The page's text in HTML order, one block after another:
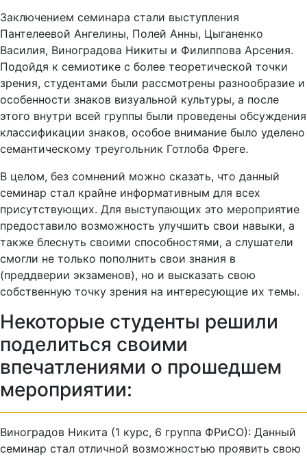
Заключением семинара стали выступления
Пантелеевой Ангелины, Полей Анны, Цыганенко
Василия, Виноградова Никиты и Филиппова Арсения.
Подойдя к семиотике с более теоретической точки
зрения, студентами были рассмотрены разнообразие и
особенности знаков визуальной культуры, а после
этого внутри всей группы были проведены обсуждения
классификации знаков, особое внимание было уделено
семантическому треугольник Готлоба Фреге.
В целом, без сомнений можно сказать, что данный
семинар стал крайне информативным для всех
присутствующих. Для выступающих это мероприятие
предоставило возможность улучшить свои навыки, а
также блеснуть своими способностями, а слушатели
смогли не только пополнить свои знания в
(преддверии экзаменов), но и высказать свою
собственную точку зрения на интересующие их темы.
Некоторые студенты решили
поделиться своими
впечатлениями о прошедшем
мероприятии:
Виноградов Никита (1 курс, 6 группа ФРиСО): Данный
семинар стал отличной возможностью проявить свою